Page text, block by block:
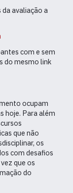
avaliação a
com e sem
do mesmo link
ocupam
hoje. Para além
que não
os
com desafios
que os
do